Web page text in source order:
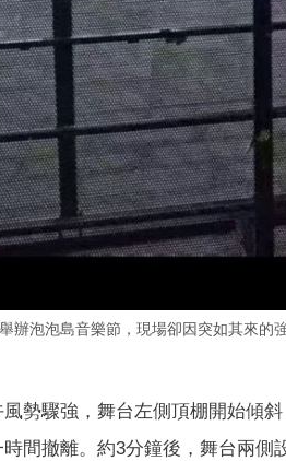
辦泡泡島音樂節，現場卻因突如其來的
勢驟強，舞台左側頂棚開始傾
間撤離。約3分鐘後，舞台兩